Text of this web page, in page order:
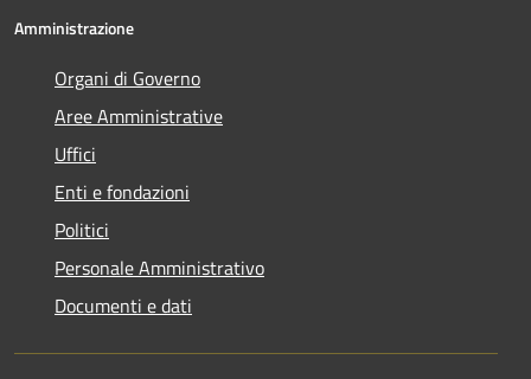
Amministrazione
Organi di Governo
Aree Amministrative
Uffici
Enti e fondazioni
Politici
Personale Amministrativo
Documenti e dati